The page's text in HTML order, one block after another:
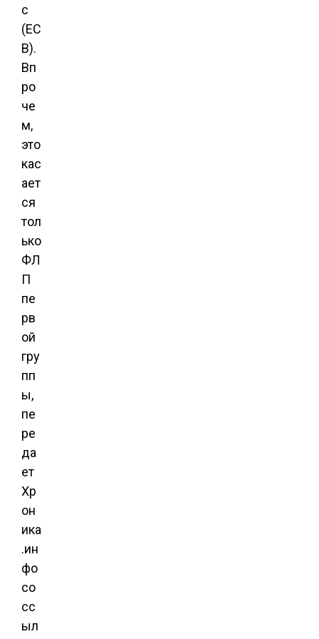
с
(ЕС
В).
Вп
ро
че
м,
это
кас
ает
ся
тол
ько
ФЛ
П
пе
рв
ой
гру
пп
ы,
пе
ре
да
ет
Хр
он
ика
.ин
фо
со
сс
ыл